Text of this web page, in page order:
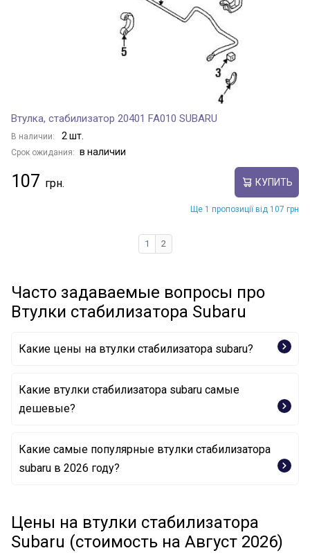
Втулка, стабилизатор 20401 FA010 SUBARU
В наличии: 2 шт.
Срок ожидания: в наличии
107 КУПИТЬ
Ще 1 пропозиції від 107 грн
1 2
Часто задаваемые вопросы про
Втулки стабилизатора Subaru
Какие цены на втулки стабилизатора subaru?
Какие втулки стабилизатора subaru самые
дешевые?
Опора, стабилизатор 20401-AA000 SUBARU
Втулка, стабилизатор 20401 FA010 SUBARU
Какие самые популярные втулки стабилизатора
subaru в 2026 году?
Опора, стабилизатор 20414SG001 SUBARU
Опора, стабилизатор 20464VA000 SUBARU
Опора, стабилизатор 20464-SC010 SUBARU
Цены на втулки стабилизатора
Subaru (стоимость на Август 2026)